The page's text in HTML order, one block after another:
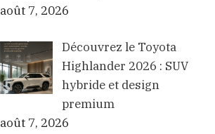
août 7, 2026
Découvrez le Toyota
Highlander 2026 : SUV
hybride et design
premium
août 7, 2026